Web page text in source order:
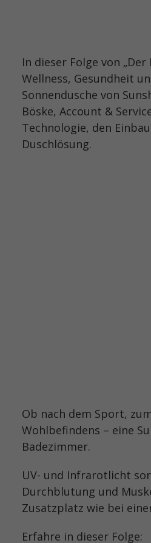
In dieser Folge von
Wellness, Gesundheit
Sonnendusche von
Böske, Account &
Technologie, den
Duschlösung.
Ob nach dem Sport,
Wohlbefindens – eine
Badezimmer.
UV- und Infrarotlicht
Durchblutung und
Zusatzplatz wie bei
Erfahre in dieser Folge: